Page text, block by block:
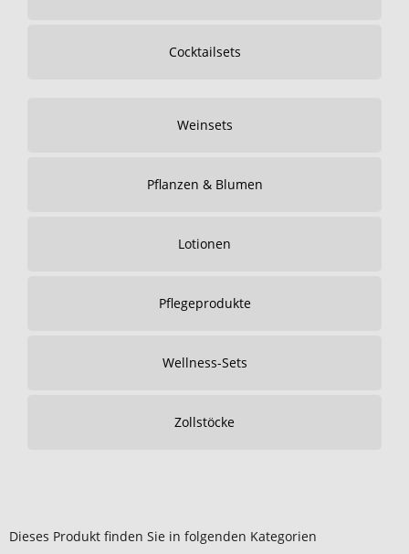
Cocktailsets
Weinsets
Pflanzen & Blumen
Lotionen
Pflegeprodukte
Wellness-Sets
Zollstöcke
Dieses Produkt finden Sie in folgenden Kategorien